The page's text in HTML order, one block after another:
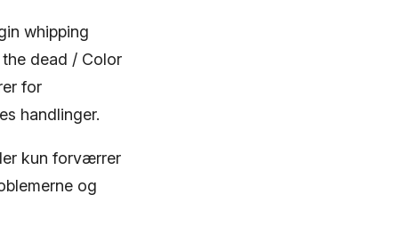
whipping
dead / Color
for
handlinger.
kun forværrer
og